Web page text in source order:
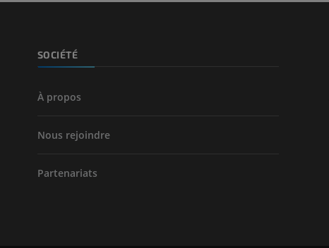
SOCIÉTÉ
À propos
Nous rejoindre
Partenariats